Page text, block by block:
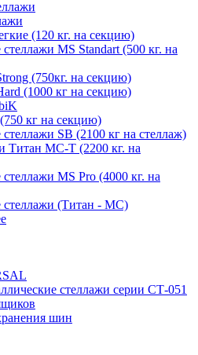
(120 кг. на секцию)
MS Standart (500 кг. на
(750кг. на секцию)
(1000 кг на секцию)
кг на секцию)
SB (2100 кг на стеллаж)
Титан МС-Т (2200 кг. на
MS Pro (4000 кг. на
стеллажи (Титан - МС)
стеллажи серии СТ-051
шин